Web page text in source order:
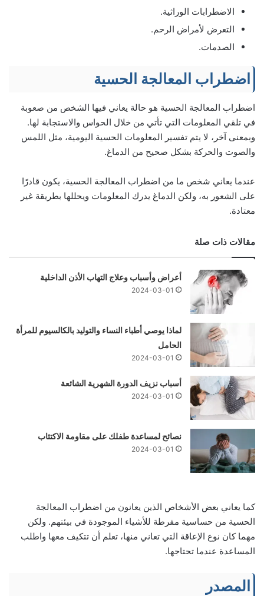
الاضطرابات الوراثية.
التعرض لأمراض الرحم.
الصدمات.
اضطراب المعالجة الحسية
اضطراب المعالجة الحسية هو حالة يعاني فيها الشخص من صعوبة
في تلقي المعلومات التي تأتي من خلال الحواس والاستجابة لها.
وبمعنى آخر، لا يتم تفسير المعلومات الحسية اليومية، مثل اللمس
والصوت والحركة بشكل صحيح من الدماغ.
عندما يعاني شخص ما من اضطراب المعالجة الحسية، يكون قادرًا
على الشعور به، ولكن الدماغ يدرك المعلومات ويحللها بطريقة غير
معتادة.
مقالات ذات صلة
أعراض وأسباب وعلاج التهاب الأذن الداخلية
2024-03-01
لماذا يوصي أطباء النساء والتوليد بالكالسيوم للمرأة
الحامل
2024-03-01
أسباب نزيف الدورة الشهرية الشائعة
2024-03-01
نصائح لمساعدة طفلك على مقاومة الاكتئاب
2024-03-01
كما يعاني بعض الأشخاص الذين يعانون من اضطراب المعالجة
الحسية من حساسية مفرطة للأشياء الموجودة في بيئتهم. ولكن
مهما كان نوع الإعاقة التي تعاني منها، تعلم أن تتكيف معها واطلب
المساعدة عندما تحتاجها.
المصدر